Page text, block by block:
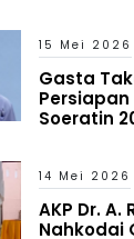
15 Mei 2026
Gasta
Soeratin
14 Mei 2026
AKP Dr.
Nahkodai